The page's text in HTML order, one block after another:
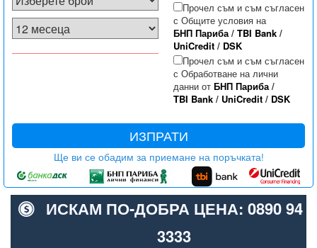
Прочел съм и съм съгласен
с Общите условия на
БНП Париба/ TBI Bank/
UniCredit/ DSK
Прочел съм и съм съгласен
с Обработване на лични
данни от БНП Париба/
TBI Bank/ UniCredit/ DSK
ИЗПРАТИ
Ще ви се обадим за приемане на поръчката!
ИСКАМ ПО-ДОБРА ЦЕНА: 0890 94
3333